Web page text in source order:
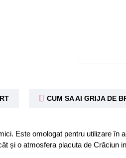
CUM SA AI GRIJA DE
Este omologat pentru utilizare
și o atmosfera placuta de Crăciun